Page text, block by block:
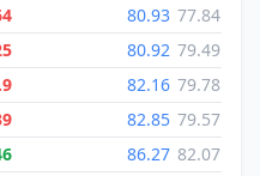
80.93 77.84
80.92 79.49
82.16 79.78
82.85 79.57
86.27 82.07